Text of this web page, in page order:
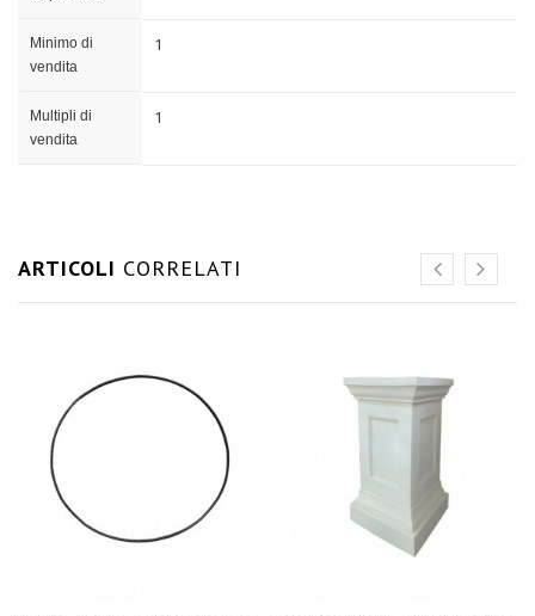
Minimo di
vendita
1
Multipli di
vendita
1
ARTICOLI CORRELATI